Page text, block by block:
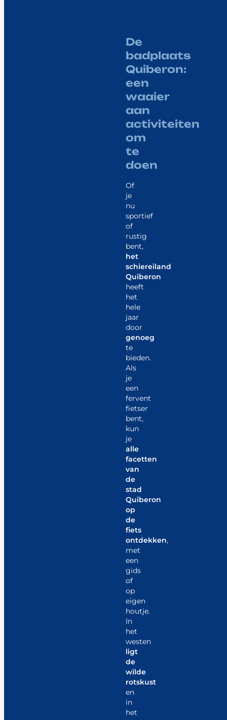
De
badplaats
Quiberon:
een
waaier
aan
activiteiten
om
te
doen
Of
je
nu
sportief
of
rustig
bent,
het
schiereiland
Quiberon
heeft
het
hele
jaar
door
genoeg
te
bieden.
Als
je
een
fervent
fietser
bent,
kun
je
alle
facetten
van
de
stad
Quiberon
op
de
fiets
ontdekken,
met
een
gids
of
op
eigen
houtje.
In
het
westen
ligt
de
wilde
rotskust
en
in
het